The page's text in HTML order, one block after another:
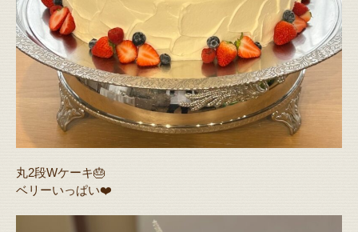
丸2段Wケーキ🎂
ベリーいっぱい❤️